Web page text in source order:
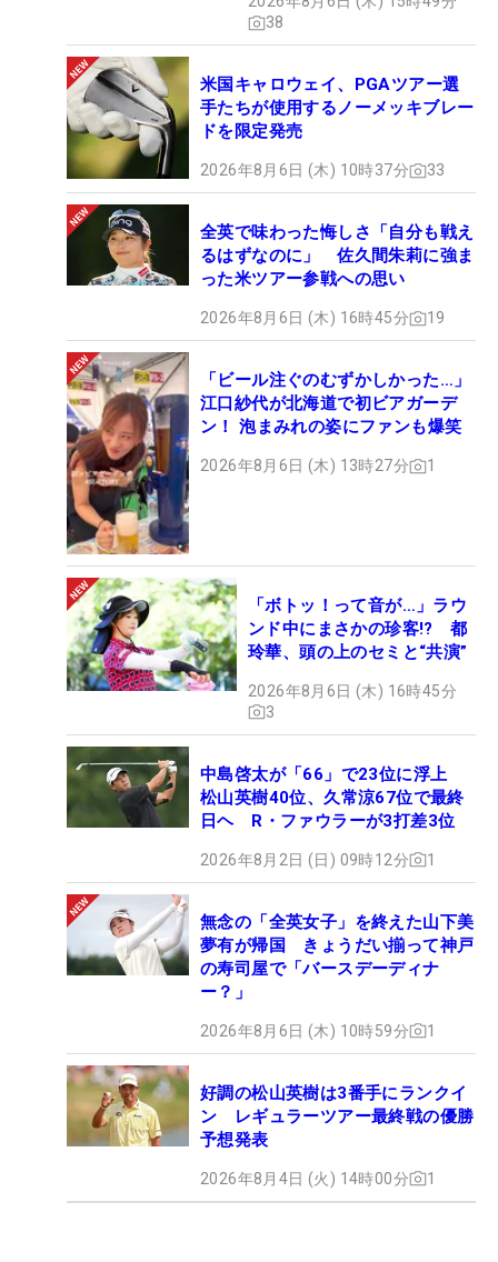
38
米国キャロウェイ、PGAツアー選
手たちが使用するノーメッキブレー
ドを限定発売
2026年8月6日 (木) 10時37分 33
全英で味わった悔しさ「自分も戦え
るはずなのに」 佐久間朱莉に強ま
った米ツアー参戦への思い
2026年8月6日 (木) 16時45分 19
「ビール注ぐのむずかしかった…」
江口紗代が北海道で初ビアガーデ
ン！ 泡まみれの姿にファンも爆笑
2026年8月6日 (木) 13時27分 1
「ボトッ！って音が…」ラウ
ンド中にまさかの珍客!? 都
玲華、頭の上のセミと“共演”
2026年8月6日 (木) 16時45分
3
中島啓太が「66」で23位に浮上
松山英樹40位、久常涼67位で最終
日ヘ R・ファウラーが3打差3位
2026年8月2日 (日) 09時12分 1
無念の「全英女子」を終えた山下美
夢有が帰国 きょうだい揃って神戸
の寿司屋で「バースデーディナ
ー？」
2026年8月6日 (木) 10時59分 1
好調の松山英樹は3番手にランクイ
ン レギュラーツアー最終戦の優勝
予想発表
2026年8月4日 (火) 14時00分 1